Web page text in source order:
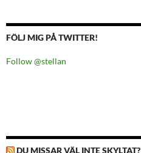
FÖLJ MIG PÅ TWITTER!
Follow @stellan
DU MISSAR VÄL INTE SKYLTAT?